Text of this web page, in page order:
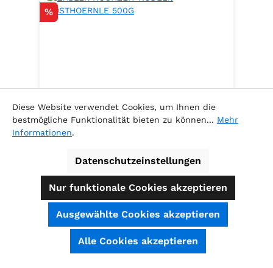
Rabatt
%
POSTHOERNLE 500G
Kilogramm )
Verkaufspreis:
Regulärer Preis:
Diese Website verwendet Cookies, um Ihnen die
bestmögliche Funktionalität bieten zu können... Mehr
Informationen.
Datenschutzeinstellungen
Nur funktionale Cookies akzeptieren
Ausgewählte Cookies akzeptieren
Alle Cookies akzeptieren
SEHR GUT (4.74 / 5)
Bewertungen bei: shopauskunft.de, ausgezeichnet.org, shopvote.de ⓘ
Informationen zur Echtheit der Bewertungen